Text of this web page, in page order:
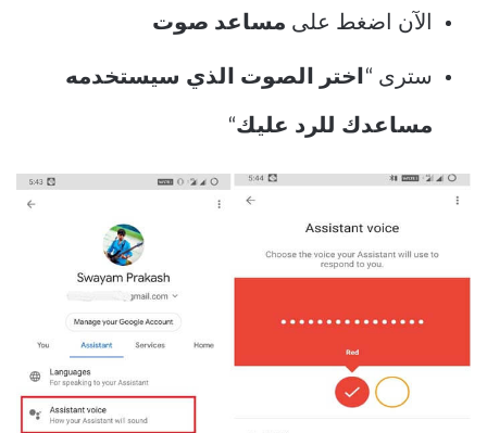
الآن اضغط على مساعد صوت
سترى “اختر الصوت الذي سيستخدمه
مساعدك للرد عليك“